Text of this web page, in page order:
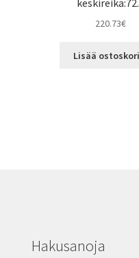
220.73€
Lisää
Hakusanoja